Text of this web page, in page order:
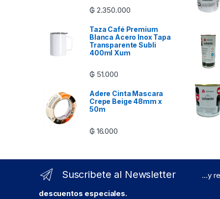
₲ 2.350.000
Taza Café Premium
Blanca Acero Inox Tapa
Transparente Subli
400ml Xum
₲ 51.000
Adere Cinta Mascara
Crepe Beige 48mm x
50m
₲ 16.000
Suscribete al Newsletter
...y
descuentos especiales.